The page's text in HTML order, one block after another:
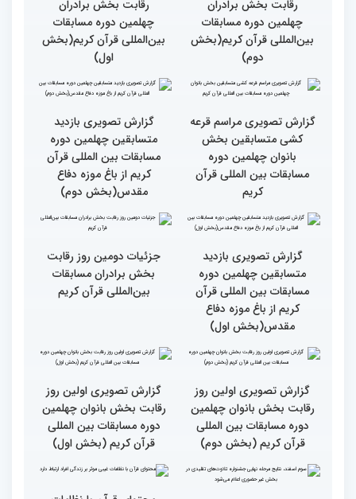
رقابت بخش برادران
چهلمین دوره مسابقات
بین‌المللی قرآن کریم(بخش
سوم)
فعالیت های کمیته پشتیبانی
چهلمین دوره مسابقات بین
المللی قران کریم
جزئیات دومین روز رقابت
بخش بانوان مسابقات
بین‌المللی قرآن کریم
استعدادیابی مجری‌گری
قرآنی در حاشیه مسابقات
بین‌المللی قرآن کریم
نخستین محفل بین‌المللی
برگزار شد
استقبال بی‌نظیر کودکان و
نوجوانان/ نگاهی به حواشی
دومین روز مسابقات جهانی
رقابت بخش برادران
چهلمین دوره مسابقات
بین‌المللی قرآن کریم(بخش
دوم)
رقابت بخش برادران
چهلمین دوره مسابقات
بین‌المللی قرآن کریم(بخش
اول)